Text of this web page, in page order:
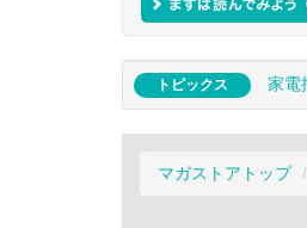
トピックス 家電
マガストアトップ